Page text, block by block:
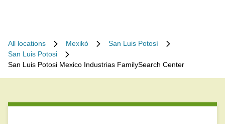
All locations Mexikó
San Luis Potosí
San Luis Potosi
San Luis Potosi Mexico Industrias FamilySearch Center